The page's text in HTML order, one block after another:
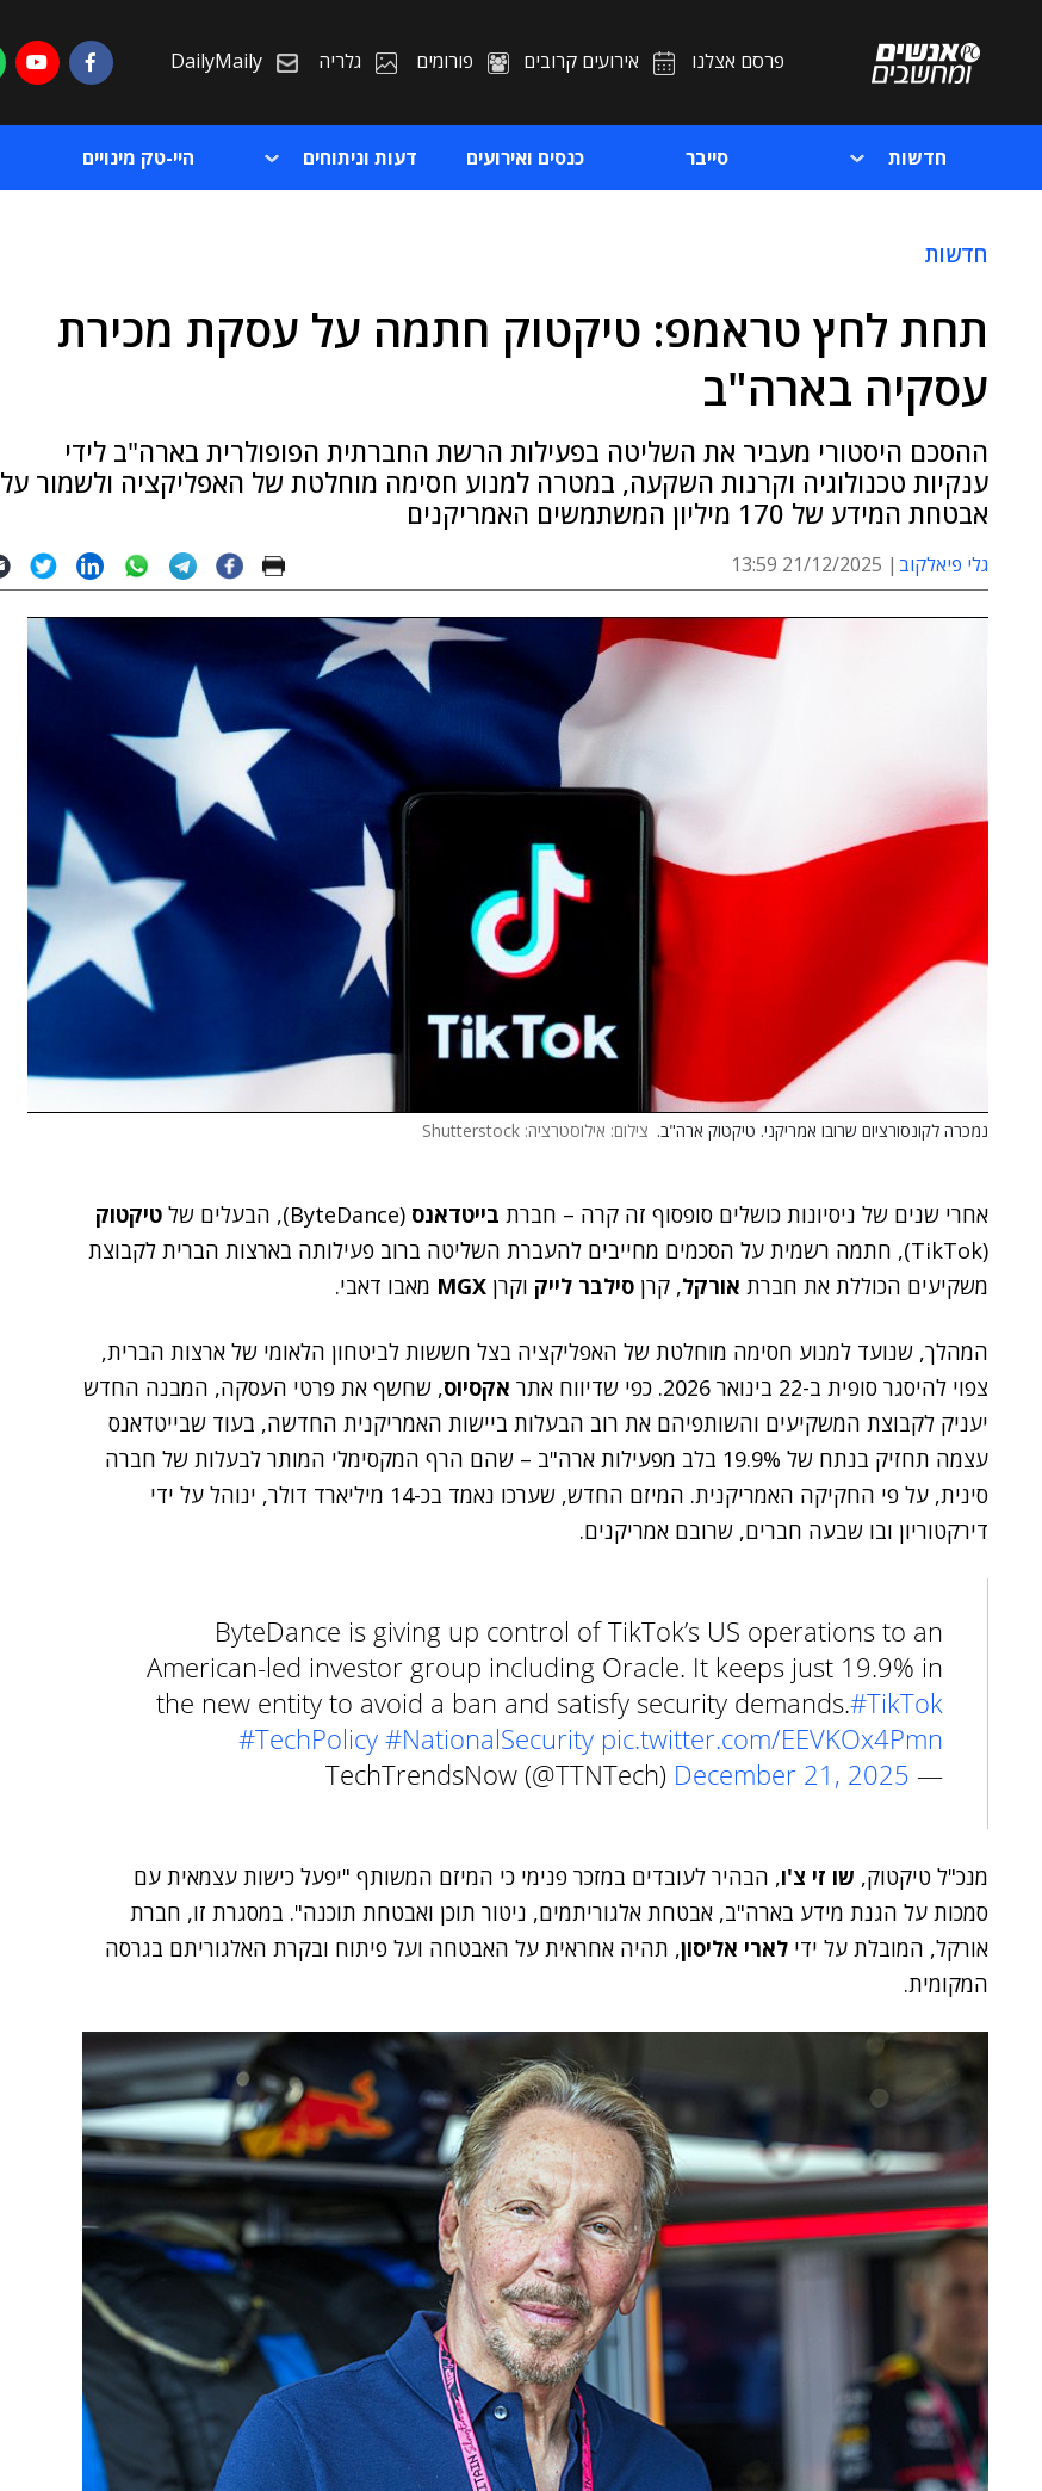
פרסם אצלנו אירועים קרובים פורומים גלריה DailyMaily
חדשות סייבר כנסים ואירועים דעות וניתוחים היי-טק מינויים
חדשות
תחת לחץ טראמפ: טיקטוק חתמה על עסקת מכירת
עסקיה בארה"ב
ההסכם היסטורי מעביר את השליטה בפעילות הרשת החברתית הפופולרית בארה"ב לידי
ענקיות טכנולוגיה וקרנות השקעה, במטרה למנוע חסימה מוחלטת של האפליקציה ולשמור על
אבטחת המידע של 170 מיליון המשתמשים האמריקנים
גלי פיאלקוב 21/12/2025 13:59
נמכרה לקונסורציום שרובו אמריקני. טיקטוק ארה"ב. צילום: אילוסטרציה: Shutterstock
אחרי שנים של ניסיונות כושלים סופסוף זה קרה – חברת בייטדאנס (
ByteDance), הבעלים של טיקטוק
(TikTok), חתמה רשמית על הסכמים מחייבים להעברת השליטה ברוב פעילותה בארצות הברית לקבוצת
משקיעים הכוללת את חברת אורקל, קרן סילבר לייק וקרן MGX מאבו דאבי.
המהלך, שנועד למנוע חסימה מוחלטת של האפליקציה בצל חששות לביטחון הלאומי של ארצות הברית,
צפוי להיסגר סופית ב-22 בינואר 2026. כפי שדיווח אתר
אקסיוס, שחשף את פרטי העסקה, המבנה החדש
יעניק לקבוצת המשקיעים והשותפיהם את רוב הבעלות ביישות האמריקנית החדשה, בעוד שבייטדאנס
עצמה תחזיק בנתח של 19.9% בלב מפעילות ארה"ב – שהם הרף המקסימלי המותר לבעלות של חברה
סינית, על פי החקיקה האמריקנית. המיזם החדש, שערכו נאמד בכ-14 מיליארד דולר, ינוהל על ידי
דירקטוריון ובו שבעה חברים, שרובם אמריקנים.
ByteDance is giving up control of TikTok’s US operations to an
American-led investor group including Oracle. It keeps just 19.9% in
the new entity to avoid a ban and satisfy security demands.#TikTok
#TechPolicy #NationalSecurity pic.twitter.com/EEVKOx4Pmn
— TechTrendsNow (@TTNTech)
December 21, 2025
מנכ"ל טיקטוק, שו זי צ'ו, הבהיר לעובדים במזכר פנימי כי המיזם המשותף "יפעל כישות עצמאית עם
סמכות על הגנת מידע בארה"ב, אבטחת אלגוריתמים, ניטור תוכן ואבטחת תוכנה". במסגרת זו, חברת
אורקל, המובלת על ידי לארי אליסון, תהיה אחראית על האבטחה ועל פיתוח ובקרת האלגוריתם בגרסה
המקומית.